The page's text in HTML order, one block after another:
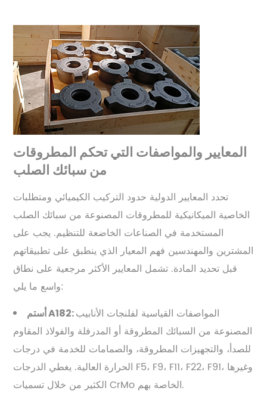
المعايير والمواصفات التي تحكم المطروقات
من سبائك الصلب
تحدد المعايير الدولية حدود التركيب الكيميائي ومتطلبات
الخاصية الميكانيكية للمطروقات المصنوعة من سبائك الصلب
المستخدمة في الصناعات الخاضعة للتنظيم. يجب على
المشترين والمهندسين فهم المعيار الذي ينطبق على تطبيقاتهم
قبل تحديد المادة. تشمل المعايير الأكثر مرجعية على نطاق
واسع ما يلي:
أستم A182:المواصفات القياسية لفلنجات الأنابيب
المصنوعة من السبائك المطروقة أو المدرفلة والفولاذ المقاوم
للصدأ، والتجهيزات المطروقة، والصمامات للخدمة في درجات
الحرارة العالية. يغطي الدرجات F5، F9، F11، F22، F91، وغيرها
الكثير من خلال تسميات CrMo الخاصة بهم.